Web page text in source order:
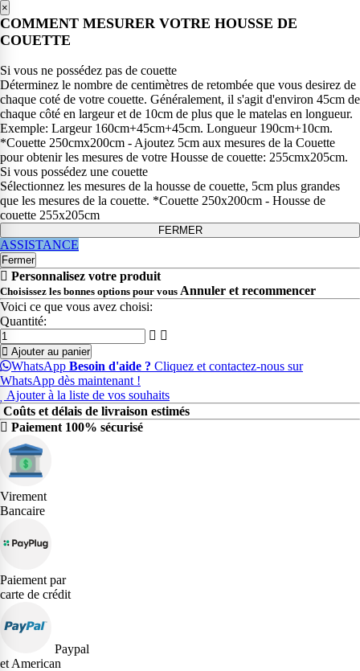
×
COMMENT MESURER VOTRE HOUSSE DE
COUETTE
Si vous ne possédez pas de couette
Déterminez le nombre de centimètres de retombée que vous desirez de
chaque coté de votre couette. Généralement, il s'agit d'environ 45cm de
chaque côté en largeur et de 10cm de plus que le matelas en longueur.
Exemple: Largeur 160cm+45cm+45cm. Longueur 190cm+10cm.
*Couette 250cmx200cm - Ajoutez 5cm aux mesures de la Couette
pour obtenir les mesures de votre Housse de couette: 255cmx205cm.
Si vous possédez une couette
Sélectionnez les mesures de la housse de couette, 5cm plus grandes
que les mesures de la couette. *Couette 250x200cm - Housse de
couette 255x205cm
FERMER
ASSISTANCE
Fermer
Personnalisez votre produit
Choisissez les bonnes options pour vous Annuler et recommencer
Voici ce que vous avez choisi:
Quantité:
Ajouter au panier
WhatsApp Besoin d'aide ? Cliquez et contactez-nous sur
WhatsApp dès maintenant !
Ajouter à la liste de vos souhaits
Coûts et délais de livraison estimés
Paiement 100% sécurisé
Virement
Bancaire
Paiement par
carte de crédit
Paypal
et American